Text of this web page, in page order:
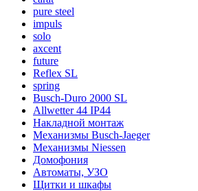
pure steel
impuls
solo
axcent
future
Reflex SL
spring
Busch-Duro 2000 SL
Allwetter 44 IP44
Накладной монтаж
Механизмы Busch-Jaeger
Механизмы Niessen
Домофония
Автоматы, УЗО
Щитки и шкафы